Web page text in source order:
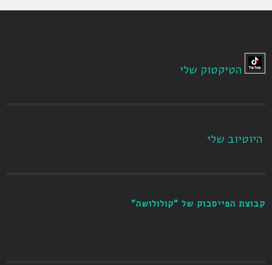
הטיקטוק שלי
היוטיוב שלי
קבוצת הפייסבוק של "קולולושה"